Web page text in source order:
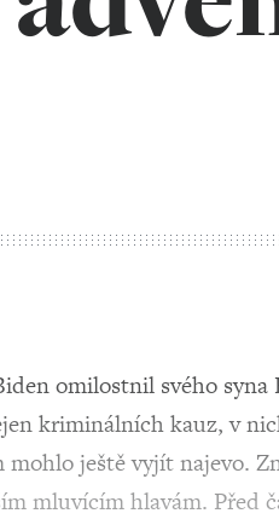
omilostnil svého syna
kriminálních kauz, v
mohlo ještě vyjít najevo.
mluvícím hlavám. Před